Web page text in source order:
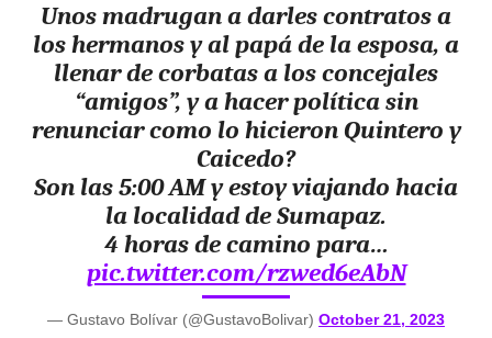
Unos madrugan a darles contratos a
los hermanos y al papá de la esposa, a
llenar de corbatas a los concejales
“amigos”, y a hacer política sin
renunciar como lo hicieron Quintero y
Caicedo?
Son las 5:00 AM y estoy viajando hacia
la localidad de Sumapaz.
4 horas de camino para…
pic.twitter.com/rzwed6eAbN
— Gustavo Bolívar (@GustavoBolivar) October 21, 2023